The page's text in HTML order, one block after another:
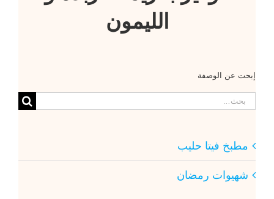
الليمون
إبحت عن الوصفة
البحث
مطبخ فيتا حليب
شهيوات رمضان